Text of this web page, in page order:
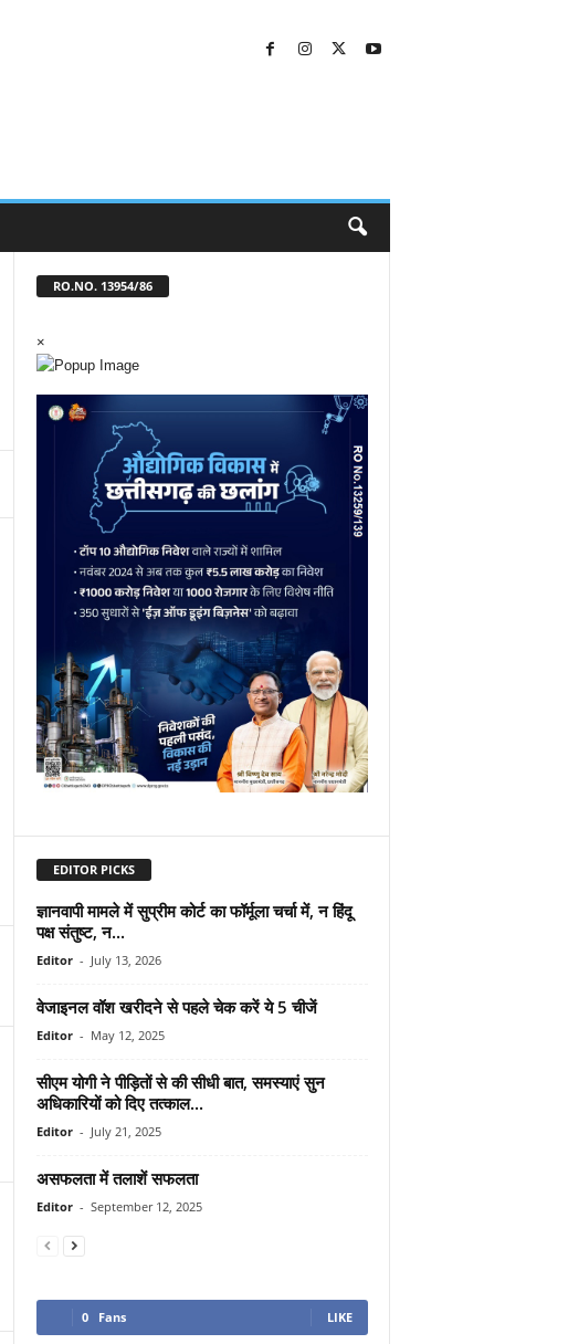
RO.NO. 13954/86
×
EDITOR PICKS
ज्ञानवापी मामले में सुप्रीम कोर्ट का फॉर्मूला चर्चा में, न हिंदू
पक्ष संतुष्ट, न...
Editor - July 13, 2026
वेजाइनल वॉश खरीदने से पहले चेक करें ये 5 चीजें
Editor - May 12, 2025
सीएम योगी ने पीड़ितों से की सीधी बात, समस्याएं सुन
अधिकारियों को दिए तत्काल...
Editor - July 21, 2025
असफलता में तलाशें सफलता
Editor - September 12, 2025
0 Fans LIKE